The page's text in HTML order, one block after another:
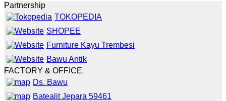
Partnership
TOKOPEDIA
SHOPEE
Furniture Kayu Trembesi
Bawu Antik
FACTORY & OFFICE
Ds. Bawu
Batealit Jepara 59461